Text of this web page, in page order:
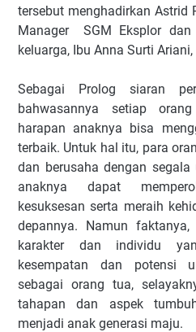
tersebut menghadirkan Astrid
Manager SGM Eksplor
keluarga, Ibu Anna Surti Ariani,
Sebagai Prolog siaran
bahwasannya setiap
harapan anaknya bisa
terbaik. Untuk hal itu, para
dan berusaha dengan
anaknya dapat
kesuksesan serta meraih
depannya. Namun
karakter dan individu
kesempatan dan potensi
sebagai orang tua,
tahapan dan aspek
menjadi anak generasi maju.